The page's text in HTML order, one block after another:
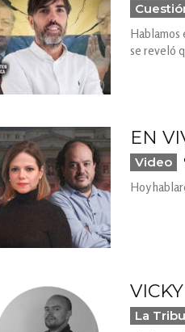
Hablamos
se reveló
EN
Video
Hoy
La